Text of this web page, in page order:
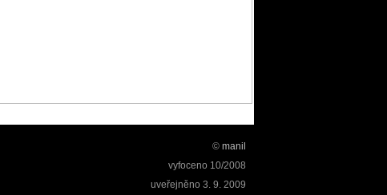
© manil
vyfoceno 10/2008
uveřejněno 3. 9. 2009